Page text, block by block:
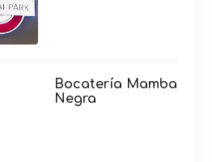
Bocatería Mamba
Negra